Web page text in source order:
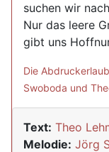
suchen wir
Nur das leere
gibt uns
Die
Swoboda und
Text: Theo
Melodie: Jörg